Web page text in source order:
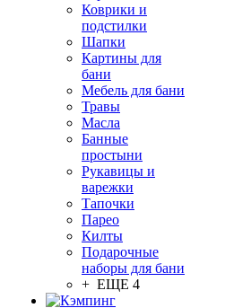
Коврики и
подстилки
Шапки
Картины для
бани
Мебель для бани
Травы
Масла
Банные
простыни
Рукавицы и
варежки
Тапочки
Парео
Килты
Подарочные
наборы для бани
+ ЕЩЕ 4